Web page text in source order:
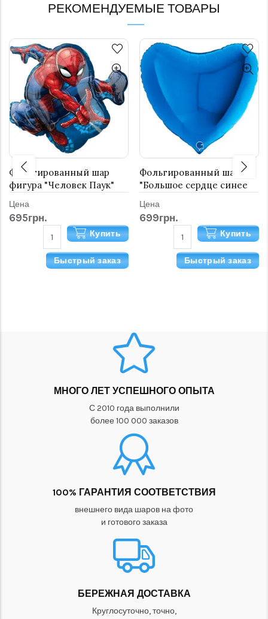
РЕКОМЕНДУЕМЫЕ ТОВАРЫ
Фольгированный шар
фигура "Человек Паук"
Цена
695грн.
Купить
Быстрый заказ
Фольгированный шар
"Большое сердце синее
Цена
699грн.
Купить
Быстрый заказ
МНОГО ЛЕТ УСПЕШНОГО ОПЫТА
С 2010 года выполнили
более 100 000 заказов
100% ГАРАНТИЯ СООТВЕТСТВИЯ
внешнего вида шаров на фото
и готового заказа
БЕРЕЖНАЯ ДОСТАВКА
Круглосуточно, точно,